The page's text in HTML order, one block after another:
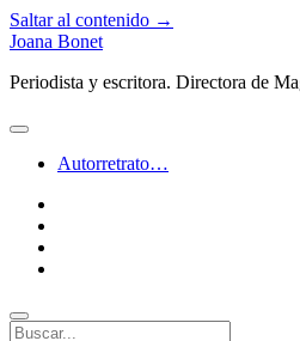
Saltar al contenido →
Joana Bonet
Periodista y escritora. Directora de
abrir
Autorretrato…
Buscar